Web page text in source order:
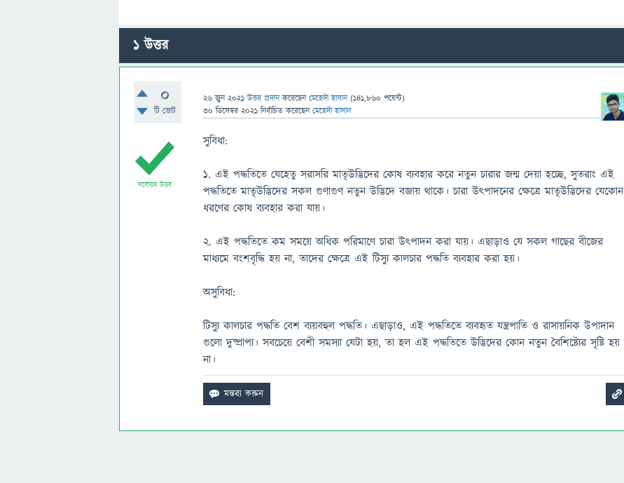
1উত্তর
0
টি ভোট
26 জুন 2021 উত্তর প্রদান করেছেনমেহেদী হাসান (141,860 পয়েন্ট)
30 ডিসেম্বর 2021 নির্বাচিত করেছেনমেহেদী হাসান
সর্বোত্তম উত্তর
সুবিধা:
১. এই পদ্ধতিতে যেহেতু সরাসরি মাতৃউদ্ভিদের কোষ ব্যবহার করে নতুন চারার জন্ম দেয়া হচ্ছে, সুতরাং এই
পদ্ধতিতে মাতৃউদ্ভিদের সকল গুণাগুণ নতুন উদ্ভিদে বজায় থাকে। চারা উৎপাদনের ক্ষেত্রে মাতৃউদ্ভিদের যেকোন
ধরণের কোষ ব্যবহার করা যায়।
২. এই পদ্ধতিতে কম সময়ে অধিক পরিমাণে চারা উৎপাদন করা যায়। এছাড়াও যে সকল গাছের বীজের
মাধ্যমে বংশবৃদ্ধি হয় না, তাদের ক্ষেত্রে এই টিস্যু কালচার পদ্ধতি ব্যবহার করা হয়।
অসুবিধা:
টিস্যু কালচার পদ্ধতি বেশ ব্যয়বহুল পদ্ধতি। এছাড়াও, এই পদ্ধতিতে ব্যবহৃত যন্ত্রপাতি ও রাসায়নিক উপাদান
গুলো দুষ্প্রাপ্য। সবচেয়ে বেশী সমস্যা যেটা হয়, তা হল এই পদ্ধতিতে উদ্ভিদের কোন নতুন বৈশিষ্ট্যের সৃষ্টি হয়
না।